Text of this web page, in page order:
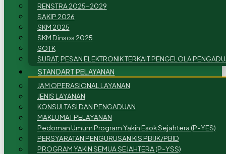
RENSTRA 2025-2029
SAKIP 2026
SKM 2025
SKM Dinsos 2025
SOTK
SURAT, PESAN ELEKTRONIK TERKAIT PENGELOLA
STANDART PELAYANAN
JAM OPERASIONAL LAYANAN
JENIS LAYANAN
KONSULTASI DAN PENGADUAN
MAKLUMAT PELAYANAN
Pedoman Umum Program Yakin Esok Sejahtera (P-YES)
PERSYARATAN PENGURUSAN KIS PBIJK/PBID
PROGRAM YAKIN SEMUA SEJAHTERA (P-YSS)